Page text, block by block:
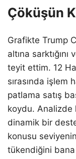
Çöküşün
Grafikte Trump
altına sarktığını
teyit ettim. 12
sırasında işlem
patlama satış
koydu. Analizde
dinamik bir
konusu
tükendiğini